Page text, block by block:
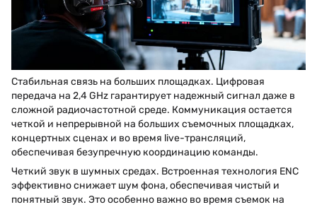
Стабильная связь на больших площадках. Цифровая
передача на 2,4 GHz гарантирует надежный сигнал даже в
сложной радиочастотной среде. Коммуникация остается
четкой и непрерывной на больших съемочных площадках,
концертных сценах и во время live-трансляций,
обеспечивая безупречную координацию команды.
Четкий звук в шумных средах. Встроенная технология ENC
эффективно снижает шум фона, обеспечивая чистый и
понятный звук. Это особенно важно во время съемок на